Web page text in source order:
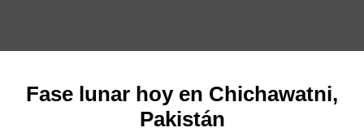
Fase lunar hoy en Chichawatni,
Pakistán